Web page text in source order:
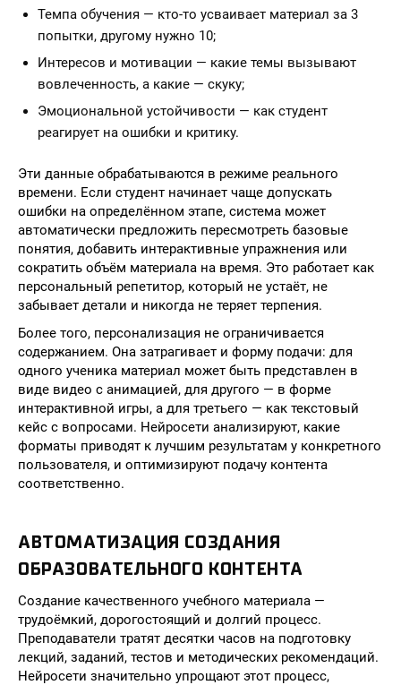
Темпа обучения — кто-то усваивает материал за 3
попытки, другому нужно 10;
Интересов и мотивации — какие темы вызывают
вовлеченность, а какие — скуку;
Эмоциональной устойчивости — как студент
реагирует на ошибки и критику.
Эти данные обрабатываются в режиме реального
времени. Если студент начинает чаще допускать
ошибки на определённом этапе, система может
автоматически предложить пересмотреть базовые
понятия, добавить интерактивные упражнения или
сократить объём материала на время. Это работает как
персональный репетитор, который не устаёт, не
забывает детали и никогда не теряет терпения.
Более того, персонализация не ограничивается
содержанием. Она затрагивает и форму подачи: для
одного ученика материал может быть представлен в
виде видео с анимацией, для другого — в форме
интерактивной игры, а для третьего — как текстовый
кейс с вопросами. Нейросети анализируют, какие
форматы приводят к лучшим результатам у конкретного
пользователя, и оптимизируют подачу контента
соответственно.
АВТОМАТИЗАЦИЯ СОЗДАНИЯ
ОБРАЗОВАТЕЛЬНОГО КОНТЕНТА
Создание качественного учебного материала —
трудоёмкий, дорогостоящий и долгий процесс.
Преподаватели тратят десятки часов на подготовку
лекций, заданий, тестов и методических рекомендаций.
Нейросети значительно упрощают этот процесс,